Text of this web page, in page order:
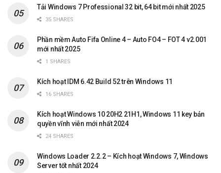
Tải Windows 7 Professional 32 bit, 64 bit mới nhất 2025
35 SHARES
Phần mềm Auto Fifa Online 4 – Auto FO4 – FOT 4 v2.001
mới nhất 2025
1 SHARES
Kích hoạt IDM 6.42 Build 52 trên Windows 11
16 SHARES
Kích hoạt Windows 10 20H2 21H1, Windows 11 key bản
quyền vĩnh viễn mới nhất 2024
24 SHARES
Windows Loader 2.2.2 – Kích hoạt Windows 7, Windows
Server tốt nhất 2024